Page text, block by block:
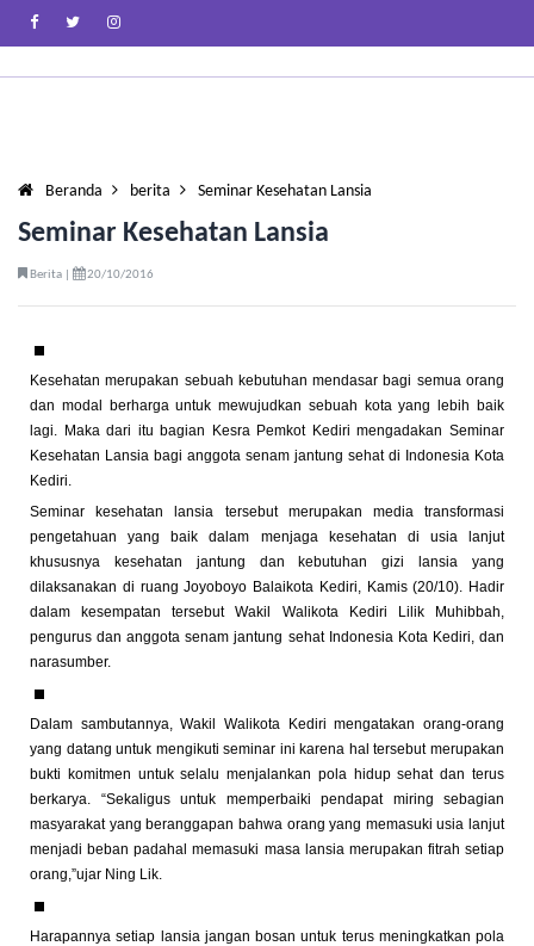
Beranda berita Seminar Kesehatan Lansia
Seminar Kesehatan Lansia
Berita | 20/10/2016
Kesehatan merupakan sebuah kebutuhan mendasar bagi semua orang
dan modal berharga untuk mewujudkan sebuah kota yang lebih baik
lagi. Maka dari itu bagian Kesra Pemkot Kediri mengadakan Seminar
Kesehatan Lansia bagi anggota senam jantung sehat di Indonesia Kota
Kediri.
Seminar kesehatan lansia tersebut merupakan media transformasi
pengetahuan yang baik dalam menjaga kesehatan di usia lanjut
khususnya kesehatan jantung dan kebutuhan gizi lansia yang
dilaksanakan di ruang Joyoboyo Balaikota Kediri, Kamis (20/10). Hadir
dalam kesempatan tersebut Wakil Walikota Kediri Lilik Muhibbah,
pengurus dan anggota senam jantung sehat Indonesia Kota Kediri, dan
narasumber.
Dalam sambutannya, Wakil Walikota Kediri mengatakan orang-orang
yang datang untuk mengikuti seminar ini karena hal tersebut merupakan
bukti komitmen untuk selalu menjalankan pola hidup sehat dan terus
berkarya. “Sekaligus untuk memperbaiki pendapat miring sebagian
masyarakat yang beranggapan bahwa orang yang memasuki usia lanjut
menjadi beban padahal memasuki masa lansia merupakan fitrah setiap
orang,”ujar Ning Lik.
Harapannya setiap lansia jangan bosan untuk terus meningkatkan pola